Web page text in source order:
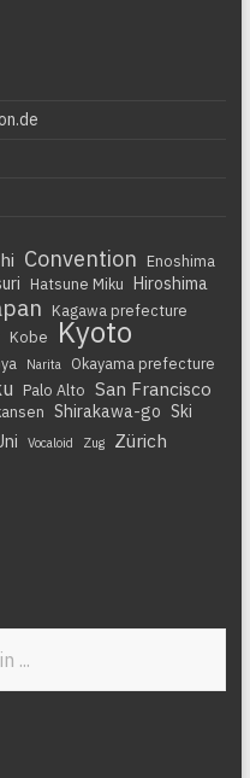
Convention Enoshima
Hatsune Miku Hiroshima
Kagawa prefecture
Kobe Kyoto
Narita Okayama prefecture
Palo Alto San Francisco
Shirakawa-go Ski
Vocaloid Zug Zürich